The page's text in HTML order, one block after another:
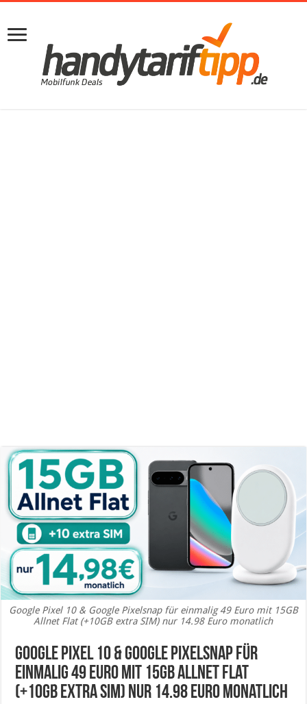
Google Pixel 10 & Google Pixelsnap für einmalig 49 Euro mit 15GB
Allnet Flat (+10GB extra SIM) nur 14.98 Euro monatlich
Google Pixel 10 & Google Pixelsnap für
einmalig 49 Euro mit 15GB Allnet Flat
(+10GB extra SIM) nur 14.98 Euro monatlich